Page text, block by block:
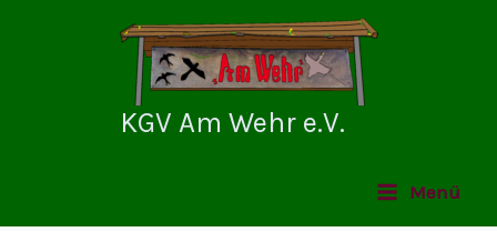
KGV Am Wehr e.V.
Menü